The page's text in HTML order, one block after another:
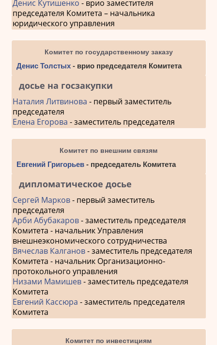
Денис Кутишенко - врио заместителя
председателя Комитета – начальника
юридического управления
Комитет по государственному заказу
Денис Толстых- врио председателя Комитета
досье на госзакупки
Наталия Литвинова - первый заместитель
председателя
Елена Егорова - заместитель председателя
Комитет по внешним связям
Евгений Григорьев- председатель Комитета
дипломатическое досье
Сергей Марков- первый заместитель
председателя
Арби Абубакаров- заместитель председателя
Комитета - начальник Управления
внешнеэкономического сотрудничества
Вячеслав Калганов- заместитель председателя
Комитета - начальник Организационно-
протокольного управления
Низами Мамишев- заместитель председателя
Комитета
Евгений Кассюра - заместитель председателя
Комитета
Комитет по инвестициям